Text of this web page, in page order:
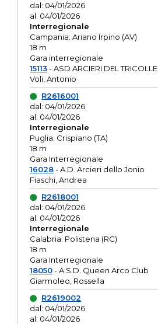
dal: 04/01/2026
al: 04/01/2026
Interregionale
Campania: Ariano Irpino (AV)
18 m
Gara interregionale
15113- ASD ARCIERI DEL TRICOLLE
Voli, Antonio
R2616001
dal: 04/01/2026
al: 04/01/2026
Interregionale
Puglia: Crispiano (TA)
18 m
Gara Interregionale
16028- A.D. Arcieri dello Jonio
Fiaschi, Andrea
R2618001
dal: 04/01/2026
al: 04/01/2026
Interregionale
Calabria: Polistena (RC)
18 m
Gara Interregionale
18050- A.S.D. Queen Arco Club
Giarmoleo, Rossella
R2619002
dal: 04/01/2026
al: 04/01/2026